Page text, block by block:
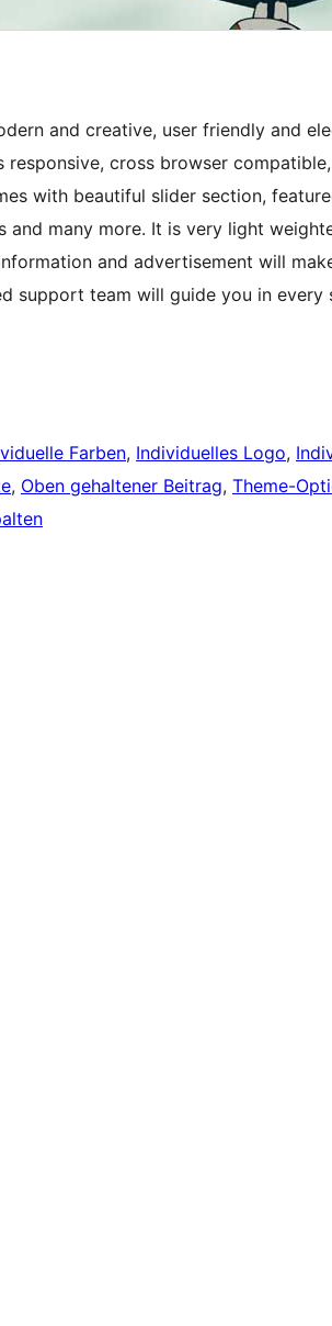
and creative, user friendly and
responsive, cross browser
with beautiful slider section,
many more. It is very light
and advertisement will
support team will guide you in every
Farben, Individuelles Logo,
, Oben gehaltener Beitrag, Theme-